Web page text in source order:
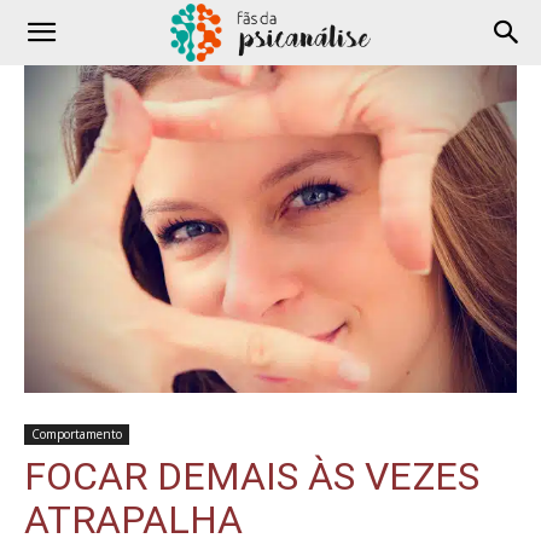
Comportamento
FOCAR DEMAIS ÀS VEZES
ATRAPALHA